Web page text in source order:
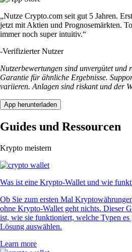
„Nutze Crypto.com seit gut 5 Jahren.
jetzt mit Aktien und Prognosemärkten.
immer noch super intuitiv.“
-Verifizierter Nutzer
Nutzerbewertungen sind unvergütet und
Garantie für ähnliche Ergebnisse.
variieren. Anlagen sind riskant und der
App herunterladen
Guides und Ressourcen
Krypto meistern
Was ist eine Krypto-Wallet und wie
Ob Sie zum ersten Mal
ohne Krypto-Wallet geht nichts. Dieser
ist, wie sie funktioniert, welche Typen es
Lösung auswählen.
Learn more